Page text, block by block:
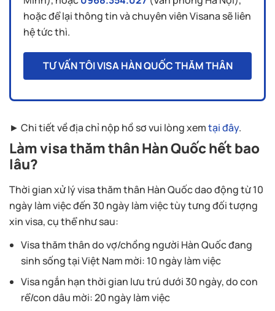
hoặc để lại thông tin và chuyên viên Visana sẽ liên
hệ tức thì.
TƯ VẤN TÔI VISA HÀN QUỐC THĂM THÂN
► Chi tiết về địa chỉ nộp hồ sơ vui lòng xemtại đây.
Làm visa thăm thân Hàn Quốchết bao
lâu?
Thời gian xử lý visa thăm thân Hàn Quốc dao động từ 10
ngày làm việc đến 30 ngày làm việc tùy tưng đối tượng
xin visa, cụ thể như sau:
Visa thăm thân do vợ/chồng người Hàn Quốc đang
sinh sống tại Việt Nam mời: 10 ngày làm việc
Visa ngắn hạn thời gian lưu trú dưới 30 ngày, do con
rể/con dâu mời: 20 ngày làm việc